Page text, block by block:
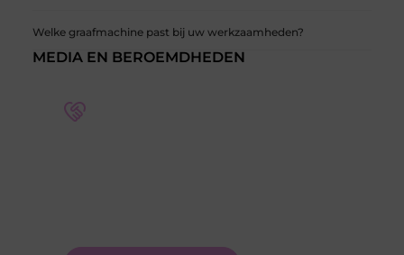
Welke graafmachine past bij uw werkzaamheden?
MEDIA EN BEROEMDHEDEN